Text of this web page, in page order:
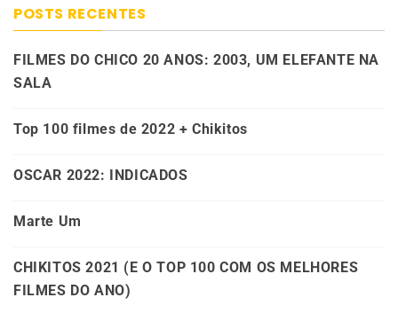
POSTS RECENTES
FILMES DO CHICO 20 ANOS: 2003, UM ELEFANTE NA
SALA
Top 100 filmes de 2022 + Chikitos
OSCAR 2022: INDICADOS
Marte Um
CHIKITOS 2021 (E O TOP 100 COM OS MELHORES
FILMES DO ANO)